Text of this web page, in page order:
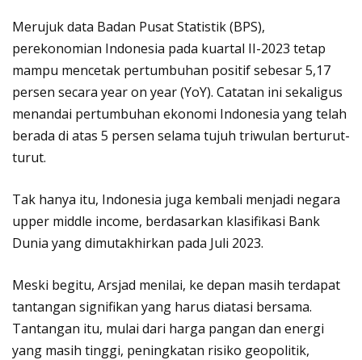
Merujuk data Badan Pusat Statistik (BPS),
perekonomian Indonesia pada kuartal II-2023 tetap
mampu mencetak pertumbuhan positif sebesar 5,17
persen secara year on year (YoY). Catatan ini sekaligus
menandai pertumbuhan ekonomi Indonesia yang telah
berada di atas 5 persen selama tujuh triwulan berturut-
turut.
Tak hanya itu, Indonesia juga kembali menjadi negara
upper middle income, berdasarkan klasifikasi Bank
Dunia yang dimutakhirkan pada Juli 2023.
Meski begitu, Arsjad menilai, ke depan masih terdapat
tantangan signifikan yang harus diatasi bersama.
Tantangan itu, mulai dari harga pangan dan energi
yang masih tinggi, peningkatan risiko geopolitik,